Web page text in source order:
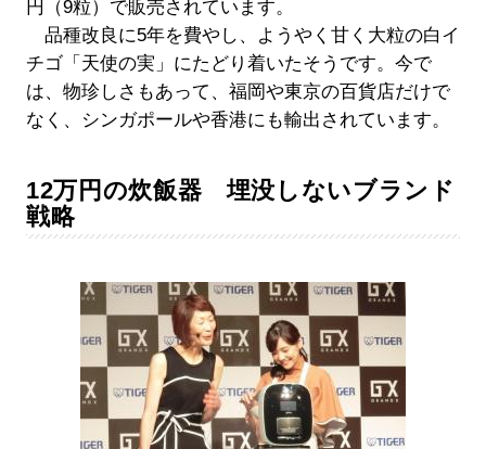
円（9粒）で販売されています。
品種改良に5年を費やし、ようやく甘く大粒の白イ
チゴ「天使の実」にたどり着いたそうです。今で
は、物珍しさもあって、福岡や東京の百貨店だけで
なく、シンガポールや香港にも輸出されています。
12万円の炊飯器 埋没しないブランド
戦略